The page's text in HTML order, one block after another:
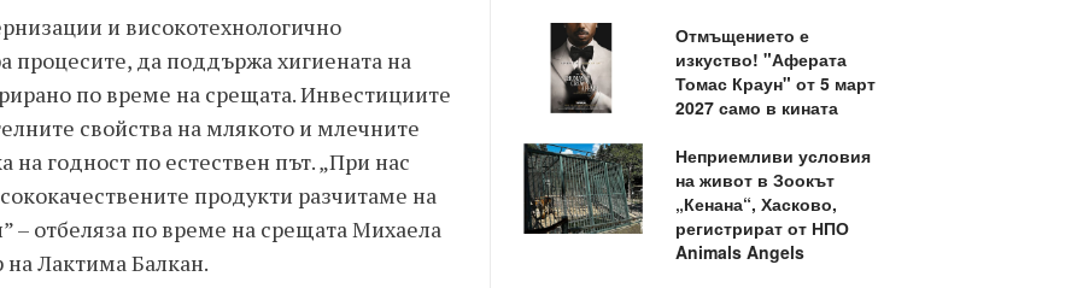
и високотехнологично
процесите, да поддържа хигиената на
по време на срещата. Инвестициите
свойства на млякото и млечните
на годност по естествен път. „При нас
продукти разчитаме на
– отбеляза по време на срещата Михаела
Лактима Балкан.
Отмъщението е
изкуство! "Аферата
Томас Краун" от 5 март
2027 само в кината
Неприемливи условия
на живот в Зоокът
„Кенана“, Хасково,
регистрират от НПО
Animals Angels